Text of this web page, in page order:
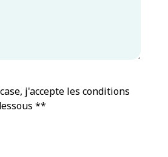
j'accepte les conditions
**